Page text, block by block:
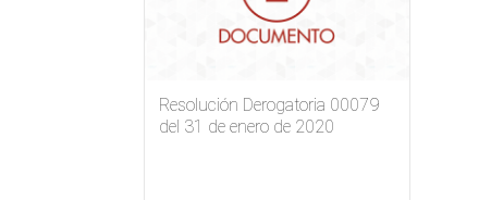
Resolución Derogatoria 00079
del 31 de enero de 2020